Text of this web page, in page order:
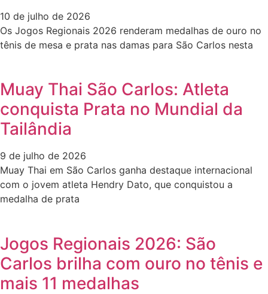
10 de julho de 2026
Os Jogos Regionais 2026 renderam medalhas de ouro no
tênis de mesa e prata nas damas para São Carlos nesta
Muay Thai São Carlos: Atleta
conquista Prata no Mundial da
Tailândia
9 de julho de 2026
Muay Thai em São Carlos ganha destaque internacional
com o jovem atleta Hendry Dato, que conquistou a
medalha de prata
Jogos Regionais 2026: São
Carlos brilha com ouro no tênis e
mais 11 medalhas